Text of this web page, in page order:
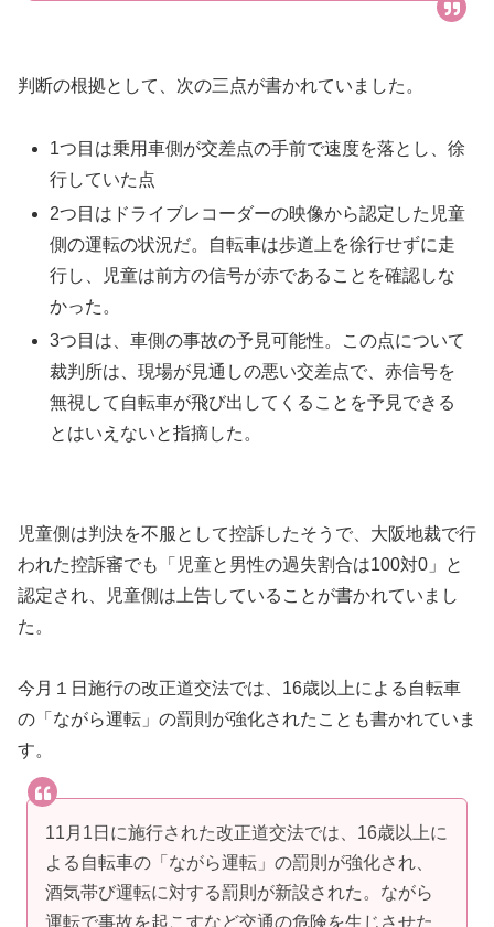
判断の根拠として、次の三点が書かれていました。
1つ目は乗用車側が交差点の手前で速度を落とし、徐
行していた点
2つ目はドライブレコーダーの映像から認定した児童
側の運転の状況だ。自転車は歩道上を徐行せずに走
行し、児童は前方の信号が赤であることを確認しな
かった。
3つ目は、車側の事故の予見可能性。この点について
裁判所は、現場が見通しの悪い交差点で、赤信号を
無視して自転車が飛び出してくることを予見できる
とはいえないと指摘した。
児童側は判決を不服として控訴したそうで、大阪地裁で行
われた控訴審でも「児童と男性の過失割合は100対0」と
認定され、児童側は上告していることが書かれていまし
た。
今月１日施行の改正道交法では、16歳以上による自転車
の「ながら運転」の罰則が強化されたことも書かれていま
す。
11月1日に施行された改正道交法では、16歳以上に
よる自転車の「ながら運転」の罰則が強化され、
酒気帯び運転に対する罰則が新設された。ながら
運転で事故を起こすなど交通の危険を生じさせた